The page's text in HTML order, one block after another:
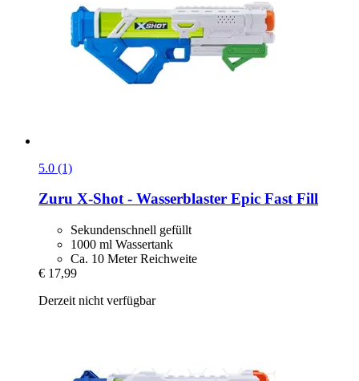
5.0 (1)
Zuru X-​Shot -​ Wasserblaster Epic Fast Fill
Sekundenschnell gefüllt
1000 ml Wassertank
Ca. 10 Meter Reichweite
€ 17,99
Derzeit nicht verfügbar